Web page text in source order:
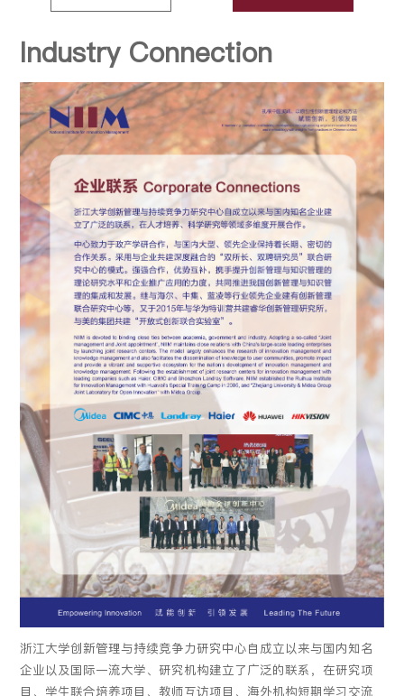
Industry Connection
浙江大学创新管理与持续竞争力研究中心自成立以来与国内知名
企业以及国际一流大学、研究机构建立了广泛的联系，在研究项
目、学生联合培养项目、教师互访项目、海外机构短期学习交流